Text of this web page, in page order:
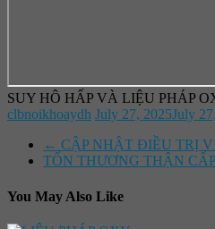
SUY HÔ HẤP VÀ LIỆU PHÁP
clbnoikhoaydh July 27, 2025July
← CẬP NHẬT ĐIỀU TRỊ
TỔN THƯƠNG THẬN CẤP
You May Also Like